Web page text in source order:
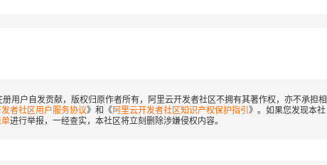
用户自发贡献，版权归原作者所有，阿里云开发者社区不拥有其著作权，亦不承担相
者社区用户服务协议》和《阿里云开发者社区知识产权保护指引》。如果您发现本社
进行举报，一经查实，本社区将立刻删除涉嫌侵权内容。